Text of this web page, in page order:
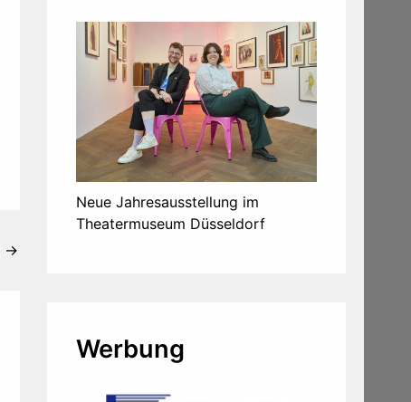
→
Neue Jahresausstellung im
Theatermuseum Düsseldorf
Werbung